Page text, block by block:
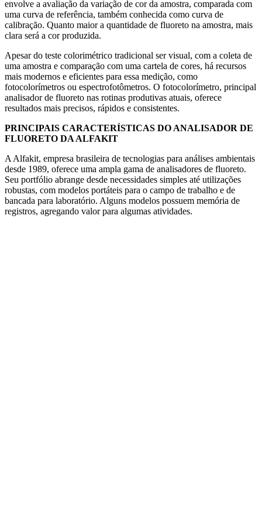
envolve a avaliação da variação de cor da amostra, comparada com
uma curva de referência, também conhecida como curva de
calibração. Quanto maior a quantidade de fluoreto na amostra, mais
clara será a cor produzida.
Apesar do teste colorimétrico tradicional ser visual, com a coleta de
uma amostra e comparação com uma cartela de cores, há recursos
mais modernos e eficientes para essa medição, como
fotocolorímetros ou espectrofotômetros. O fotocolorímetro, principal
analisador de fluoreto nas rotinas produtivas atuais, oferece
resultados mais precisos, rápidos e consistentes.
PRINCIPAIS CARACTERÍSTICAS DO ANALISADOR DE
FLUORETO DA ALFAKIT
A Alfakit, empresa brasileira de tecnologias para análises ambientais
desde 1989, oferece uma ampla gama de analisadores de fluoreto.
Seu portfólio abrange desde necessidades simples até utilizações
robustas, com modelos portáteis para o campo de trabalho e de
bancada para laboratório. Alguns modelos possuem memória de
registros, agregando valor para algumas atividades.